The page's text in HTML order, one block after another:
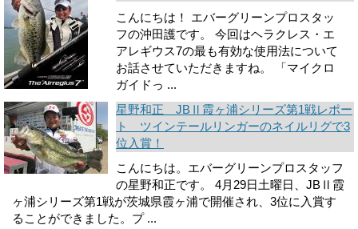
こんにちは！ エバーグリーンプロスタッ
フの沖田護です。 今回はヘラクレス・エ
アレギウス7の最も有効な使用法について
お話させていただきますね。 「マイクロ
ガイドっ ...
星野和正 JBⅡ霞ヶ浦シリーズ第1戦レポー
ト ツインテールリンガーのネイルリグで3
位入賞！
こんにちは。エバーグリーンプロスタッフ
の星野和正です。 4月29日土曜日、JBⅡ霞
ヶ浦シリーズ第1戦が茨城県霞ヶ浦で開催され、3位に入賞す
ることができました。プ ...